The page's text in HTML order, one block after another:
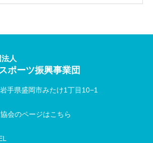
人
ポーツ振興事業団
手県盛岡市みたけ1丁目10−1
会のページはこちら